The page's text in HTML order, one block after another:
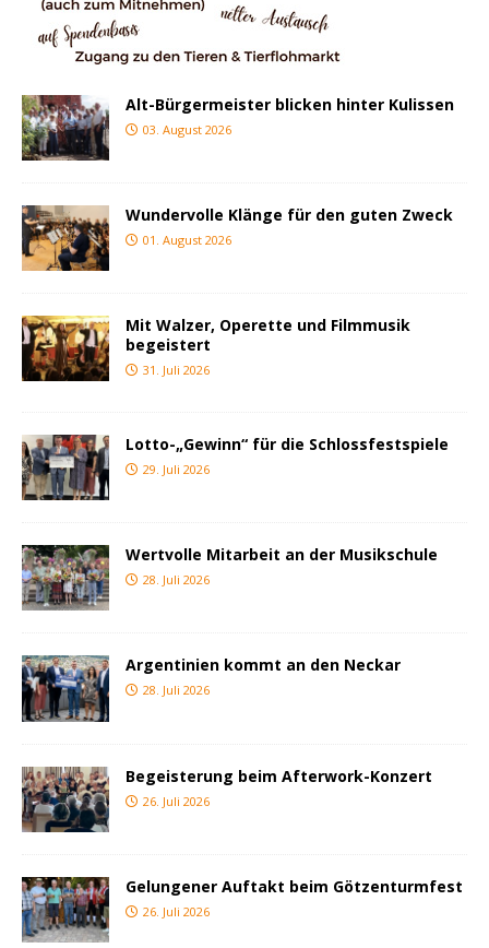
Alt-Bürgermeister blicken hinter Kulissen
03. August 2026
Wundervolle Klänge für den guten Zweck
01. August 2026
Mit Walzer, Operette und Filmmusik
begeistert
31. Juli 2026
Lotto-„Gewinn“ für die Schlossfestspiele
29. Juli 2026
Wertvolle Mitarbeit an der Musikschule
28. Juli 2026
Argentinien kommt an den Neckar
28. Juli 2026
Begeisterung beim Afterwork-Konzert
26. Juli 2026
Gelungener Auftakt beim Götzenturmfest
26. Juli 2026